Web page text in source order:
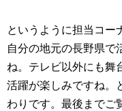
というように担当コー
自分の地元の長野県で
ね。テレビ以外にも舞
活躍が楽しみですね。
わりです。最後までご